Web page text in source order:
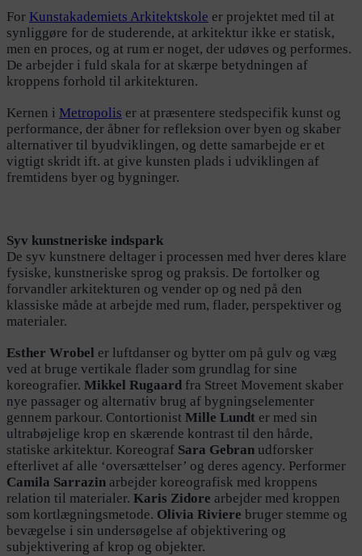
For Kunstakademiets Arkitektskole er projektet med til at
synliggøre for de studerende, at arkitektur ikke er statisk,
men en proces, og at rum er noget, der udøves og performes.
De arbejder i fuld skala for at skærpe betydningen af
kroppens forhold til arkitekturen.
Kernen i Metropolis er at præsentere stedspecifik kunst og
performance, der åbner for refleksion over byen og skaber
alternativer til byudviklingen, og dette samarbejde er et
vigtigt skridt ift. at give kunsten plads i udviklingen af
fremtidens byer og bygninger.
Syv kunstneriske indspark
De syv kunstnere deltager i processen med hver deres klare
fysiske, kunstneriske sprog og praksis. De fortolker og
forvandler arkitekturen og vender op og ned på den
klassiske måde at arbejde med rum, flader, perspektiver og
materialer.
Esther Wrobel er luftdanser og bytter om på gulv og væg
ved at bruge vertikale flader som grundlag for sine
koreografier. Mikkel Rugaard fra Street Movement skaber
nye passager og alternativ brug af bygningselementer
gennem parkour. Contortionist Mille Lundt er med sin
ultrabøjelige krop en skærende kontrast til den hårde,
statiske arkitektur. Koreograf Sara Gebran udforsker
efterlivet af alle ‘oversættelser’ og deres agency. Performer
Camila Sarrazin arbejder koreografisk med kroppens
relation til materialer. Karis Zidore arbejder med kroppen
som kortlægningsmetode. Olivia Riviere bruger stemme og
bevægelse i sin undersøgelse af objektivering og
subjektivering af krop og objekter.